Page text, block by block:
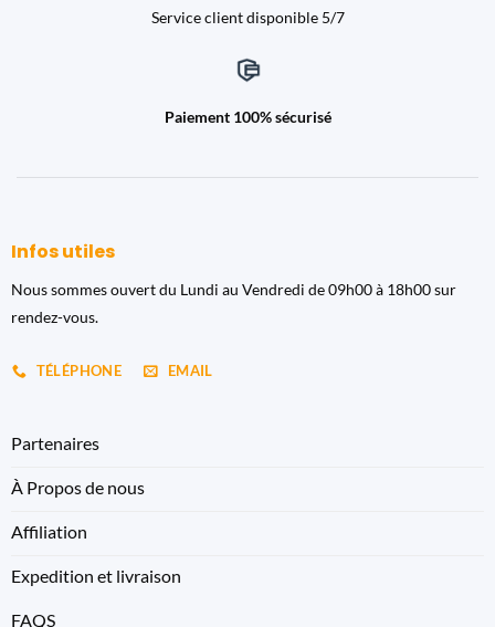
Service client disponible 5/7
Paiement 100% sécurisé
Infos utiles
Nous sommes ouvert du Lundi au Vendredi de 09h00 à 18h00 sur
rendez-vous.
TÉLÉPHONE EMAIL
Partenaires
À Propos de nous
Affiliation
Expedition et livraison
FAQS